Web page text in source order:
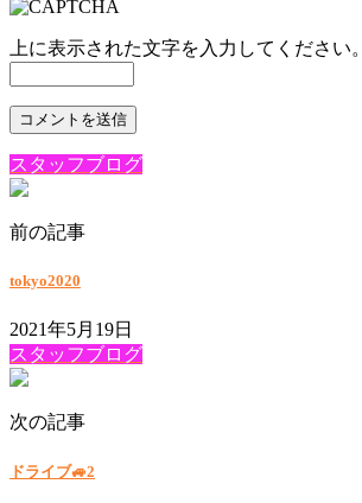
上に表示された文字を入力してください。
スタッフブログ
前の記事
tokyo2020
2021年5月19日
スタッフブログ
次の記事
ドライブ🚙2